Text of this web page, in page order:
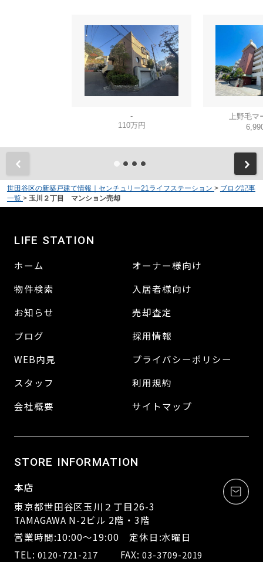
-
110万円
上野毛
世田谷区の新築戸建て情報｜センチュリー21ライフステーション > ブログ記事
一覧 > 玉川２丁目 マンション売却
LIFE STATION
ホーム
物件検索
お知らせ
ブログ
WEB内見
スタッフ
会社概要
オーナー様向け
入居者様向け
売却査定
採用情報
プライバシーポリシー
利用規約
サイトマップ
STORE INFORMATION
本店
東京都世田谷区玉川２丁目26-3
TAMAGAWA N-2ビル 2階・3階
営業時間:10:00～19:00 定休日:水曜日
TEL: 0120-721-217 FAX:03-3709-2019